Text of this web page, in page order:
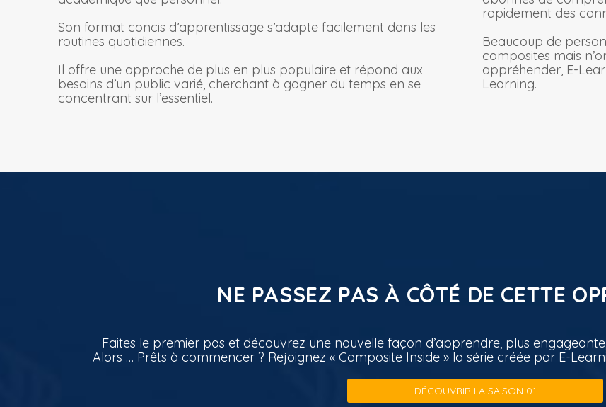
Son format concis d’apprentissage s’adapte facilement dans les
routines quotidiennes.
Il offre une approche de plus en plus populaire et répond aux
besoins d’un public varié, cherchant à gagner du temps en se
concentrant sur l’essentiel.
rapidement des
Beaucoup de
composites mais
appréhender, E-
Learning.
NE PASSEZ PAS À CÔTÉ DE CETTE
Faites le premier pas et découvrez une nouvelle façon d’apprendre, plus
Alors … Prêts à commencer ? Rejoignez « Composite Inside » la série créée par E-
DÉCOUVRIR LA SAISON 01